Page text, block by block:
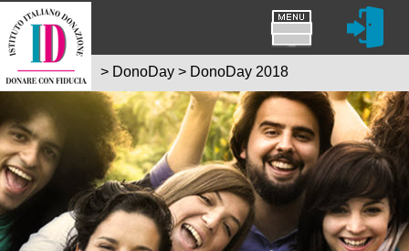
> DonoDay > DonoDay 2018